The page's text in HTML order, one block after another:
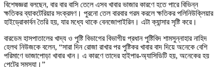
বিশেষজ্ঞরা বলছেন, বার বার বাসি তেলে এসব খাবার ভাজার কারণে হতে পারে বিভিন্ন
ক্ষতিকর ব্যাকটেরিয়ার সংক্রমণ। পুরনো তেল বারবার গরম করলে ক্ষতিকর পলিনিউক্লিয়ার
হাইড্রোকার্বন তৈরি হয়, যার মধ্যে থাকে বেনজোপাইরিন। এটা ক্যান্সার সৃষ্টি করে।
বারডেম হাসপাতালের খাদ্য ও পুষ্টি বিভাগের বিভাগীয় প্রধান পুষ্টিবিদ শামসুন্নাহার নাহিদ
হেলথ নিউজকে বলেন, “সারা দিন রোজা রাখার পর পুষ্টিকর খাবার বাদ দিয়ে অনেকে বেশি
পরিমাণে ভাজাপোড়া খাবার খান। এ কারণে তাদের হাইপার-অ্যাসিডিটি হয়, অনেকের হয়
পেটের সমস্যা।”